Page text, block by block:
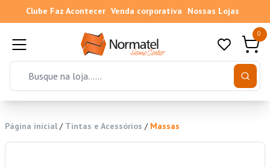
Clube Faz Acontecer Venda corporativa Nossas Lojas
0
Página inicial / Tintas e Acessórios / Massas